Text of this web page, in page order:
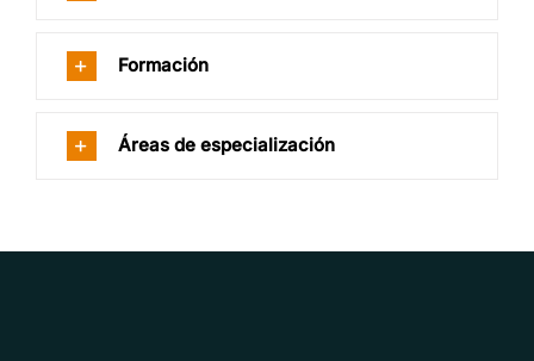
Formación
Áreas de especialización